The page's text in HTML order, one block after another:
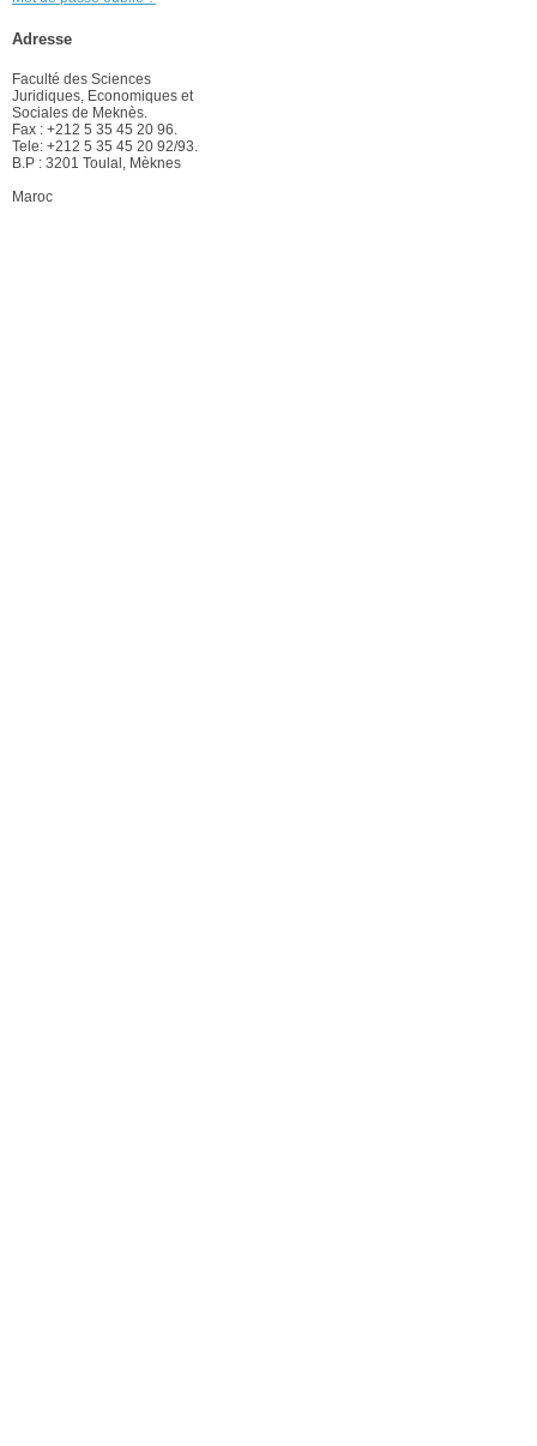
Adresse
Faculté des Sciences
Juridiques, Economiques et
Sociales de Meknès.
Fax : +212 5 35 45 20 96.
Tele: +212 5 35 45 20 92/93.
B.P : 3201 Toulal, Mèknes
Maroc